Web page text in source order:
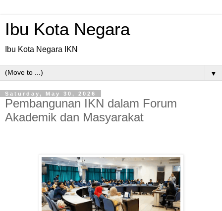
Ibu Kota Negara
Ibu Kota Negara IKN
▼
Saturday, May 30, 2026
Pembangunan IKN dalam Forum
Akademik dan Masyarakat